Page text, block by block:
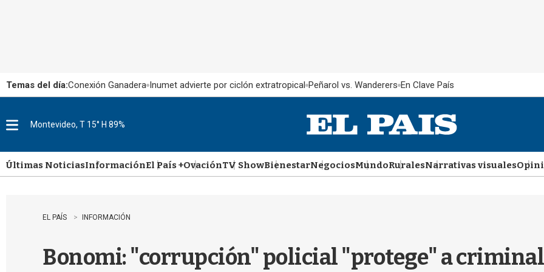
Temas del día:Conexión Ganadera Inumet advierte por ciclón extratropical Peñarol vs. Wanderers En Clave País
u
Montevideo, T 15° H 89%
Últimas NoticiasInformaciónEl País +OvaciónTV ShowBienestarNegociosMundoRuralesNarrativas visuales
EL PAÍS INFORMACIÓN
Bonomi: "corrupción" policial "protege" a